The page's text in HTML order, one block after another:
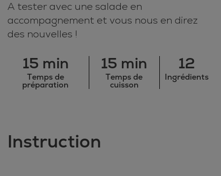
A tester avec une salade en
accompagnement et vous nous en direz
des nouvelles !
15 min
Temps de
préparation
15 min
Temps de
cuisson
12
Ingrédients
Instruction